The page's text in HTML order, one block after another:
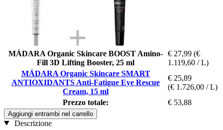
MÁDARA Organic Skincare BOOST Amino-
Fill 3D Lifting Booster, 25 ml
€ 27,99 (€
1.119,60 / L)
MÁDARA Organic Skincare SMART
ANTIOXIDANTS Anti-Fatigue Eye Rescue
Cream, 15 ml
€ 25,89
(€ 1.726,00 / L)
Prezzo totale:
€ 53,88
Aggiungi entrambi nel carrello
Descrizione